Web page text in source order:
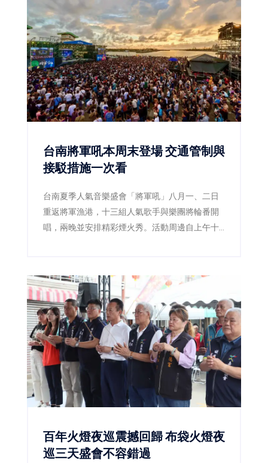
台南將軍吼本周末登場 交通管制與
接駁措施一次看
台南夏季人氣音樂盛會「將軍吼」八月一、二日
重返將軍漁港，十三組人氣歌手與樂團將輪番開
唱，兩晚並安排精彩煙火秀。活動周邊自上午十
百年火燈夜巡震撼回歸 布袋火燈夜
巡三天盛會不容錯過